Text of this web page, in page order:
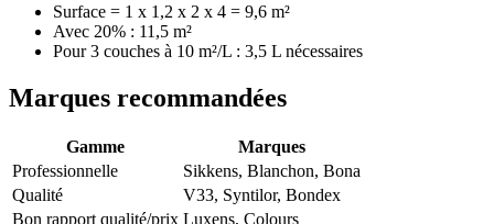
Surface = 1 x 1,2 x 2 x 4 = 9,6 m²
Avec 20% : 11,5 m²
Pour 3 couches à 10 m²/L : 3,5 L nécessaires
Marques recommandées
Gamme
Marques
Professionnelle
Sikkens, Blanchon, Bona
Qualité
V33, Syntilor, Bondex
Bon rapport qualité/prix Luxens, Colours